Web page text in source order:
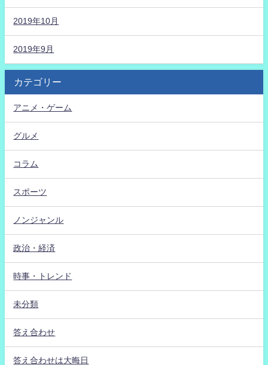
2019年10月
2019年9月
カテゴリー
アニメ・ゲーム
グルメ
コラム
スポーツ
ノンジャンル
政治・経済
時事・トレンド
未分類
答え合わせ
答え合わせは大晦日